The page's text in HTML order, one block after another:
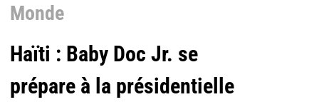
Monde
Haïti : Baby Doc Jr. se
prépare à la présidentielle